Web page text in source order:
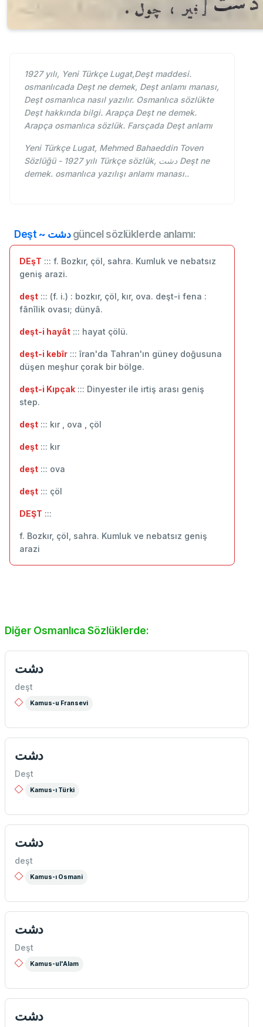
1927 yılı, Yeni Türkçe Lugat,Deşt maddesi.
osmanlıcada Deşt ne demek, Deşt anlamı manası,
Deşt osmanlıca nasıl yazılır. Osmanlıca sözlükte
Deşt hakkında bilgi. Arapça Deşt ne demek.
Arapça osmanlıca sözlük. Farsçada Deşt anlamı
Yeni Türkçe Lugat, Mehmed Bahaeddin Toven
Sözlüğü - 1927 yılı Türkçe sözlük, دشت Deşt ne
demek. osmanlıca yazılışı anlamı manası..
Deşt ~ دشتgüncel sözlüklerde anlamı:
DEşT ::: f. Bozkır, çöl, sahra. Kumluk ve nebatsız
geniş arazi.
deşt ::: (f. i.) : bozkır, çöl, kır, ova. deşt-i fena :
fânîlik ovası; dünyâ.
deşt-i hayât ::: hayat çölü.
deşt-i kebîr ::: îran'da Tahran'ın güney doğusuna
düşen meşhur çorak bir bölge.
deşt-i Kıpçak ::: Dinyester ile irtiş arası geniş
step.
deşt ::: kır , ova , çöl
deşt ::: ‬kır
deşt ::: ova
deşt ::: çöl
DEŞT :::
f. Bozkır, çöl, sahra. Kumluk ve nebatsız geniş
arazi
Diğer Osmanlıca Sözlüklerde:
دشت
deşt
Kamus-u Fransevi
دشت
Deşt
Kamus-ı Türki
دشت
deşt
Kamus-ı Osmani
دشت
Deşt
Kamus-ul'Alam
دشت